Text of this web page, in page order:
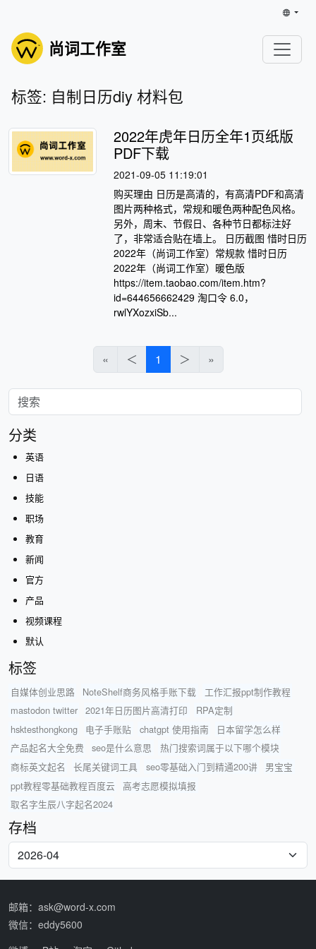
尚词工作室
标签: 自制日历diy 材料包
2022年虎年日历全年1页纸版
PDF下载
2021-09-05 11:19:01
购买理由 日历是高清的，有高清PDF和高清
图片两种格式，常规和暖色两种配色风格。
另外，周末、节假日、各种节日都标注好
了，非常适合贴在墙上。 日历截图 惜时日历
2022年（尚词工作室）常规款 惜时日历
2022年（尚词工作室）暖色版
https://item.taobao.com/item.htm?
id=644656662429 淘口令 6.0，
rwlYXozxiSb...
« ＜ 1 ＞ »
分类
英语
日语
技能
职场
教育
新闻
官方
产品
视频课程
默认
标签
自媒体创业思路 NoteShelf商务风格手账下载
工作汇报ppt制作教程
mastodon twitter
2021年日历图片高清打印
RPA定制
hsktesthongkong
电子手账贴 chatgpt 使用指南
日本留学怎么样
产品起名大全免费
seo是什么意思
热门搜索词属于以下哪个模块
商标英文起名
长尾关键词工具 seo零基础入门到精通200讲
男宝宝
ppt教程零基础教程百度云
高考志愿模拟填报
取名字生辰八字起名2024
存档
邮箱：ask@word-x.com
微信：eddy5600